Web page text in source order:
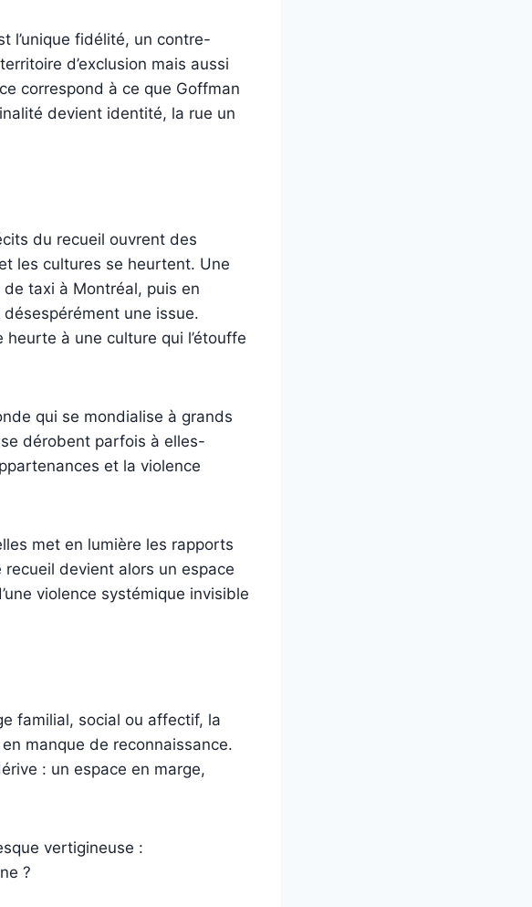
l’unique fidélité, un contre-
d’exclusion mais aussi
correspond à ce que Goffman
devient identité, la rue un
du recueil ouvrent des
les cultures se heurtent. Une
taxi à Montréal, puis en
une issue.
à une culture qui l’étouffe
qui se mondialise à grands
dérobent parfois à elles-
et la violence
met en lumière les rapports
recueil devient alors un espace
violence systémique invisible
familial, social ou affectif, la
en manque de reconnaissance.
: un espace en marge,
vertigineuse :
?